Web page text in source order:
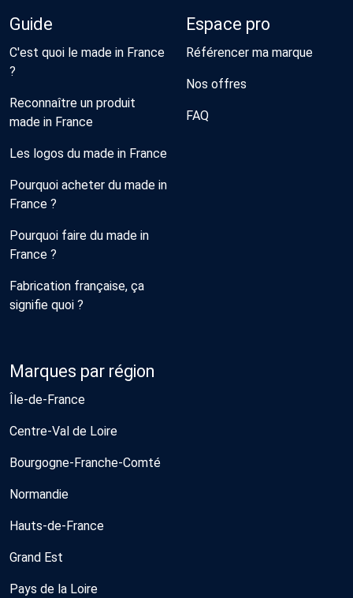
Guide
C'est quoi le made in France
?
Reconnaître un produit
made in France
Les logos du made in France
Pourquoi acheter du made in
France ?
Pourquoi faire du made in
France ?
Fabrication française, ça
signifie quoi ?
Espace pro
Référencer ma marque
Nos offres
FAQ
Marques par région
Île-de-France
Centre-Val de Loire
Bourgogne-Franche-Comté
Normandie
Hauts-de-France
Grand Est
Pays de la Loire